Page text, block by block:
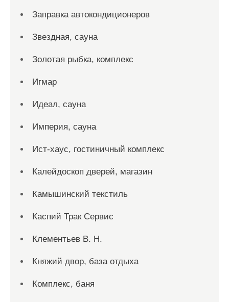
Заправка автокондиционеров
Звездная, сауна
Золотая рыбка, комплекс
Игмар
Идеал, сауна
Империя, сауна
Ист-хаус, гостиничный комплекс
Калейдоскоп дверей, магазин
Камышинский текстиль
Каспий Трак Сервис
Клементьев В. Н.
Княжий двор, база отдыха
Комплекс, баня